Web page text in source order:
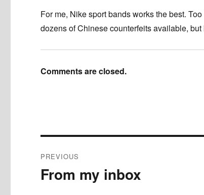
For me, Nike sport bands works the best.
dozens of Chinese counterfeits available,
Comments are closed.
navigation
PREVIOUS
Previous
From my inbox